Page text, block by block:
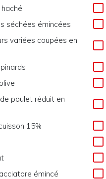
séchées émincées
variées coupées en
poulet réduit en
15%
émincé